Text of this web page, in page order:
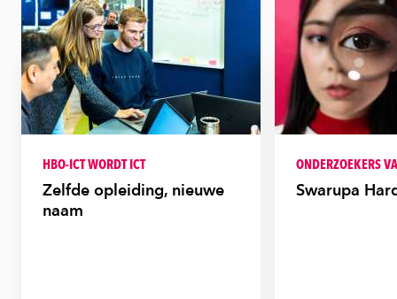
HBO-ICT WORDT ICT
Zelfde opleiding, nieuwe
naam
ONDERZOEKERS
Swarupa